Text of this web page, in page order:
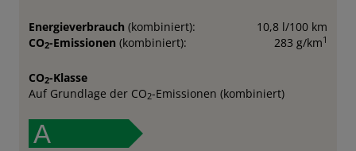
Energieverbrauch (kombiniert):
10,8 l/100 km
CO2-Emissionen (kombiniert): 283 g/km1
CO2-Klasse
Auf Grundlage der CO2-Emissionen (kombiniert)
A